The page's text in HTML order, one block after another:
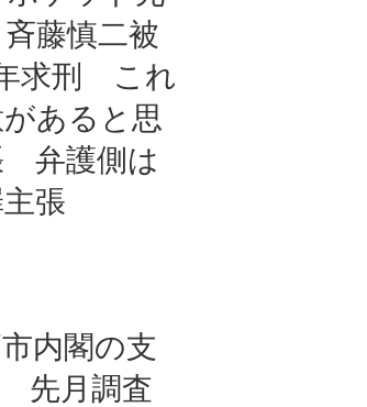
藤慎二被
求刑 これ
あると思
弁護側は
張
市内閣の支
先月調査